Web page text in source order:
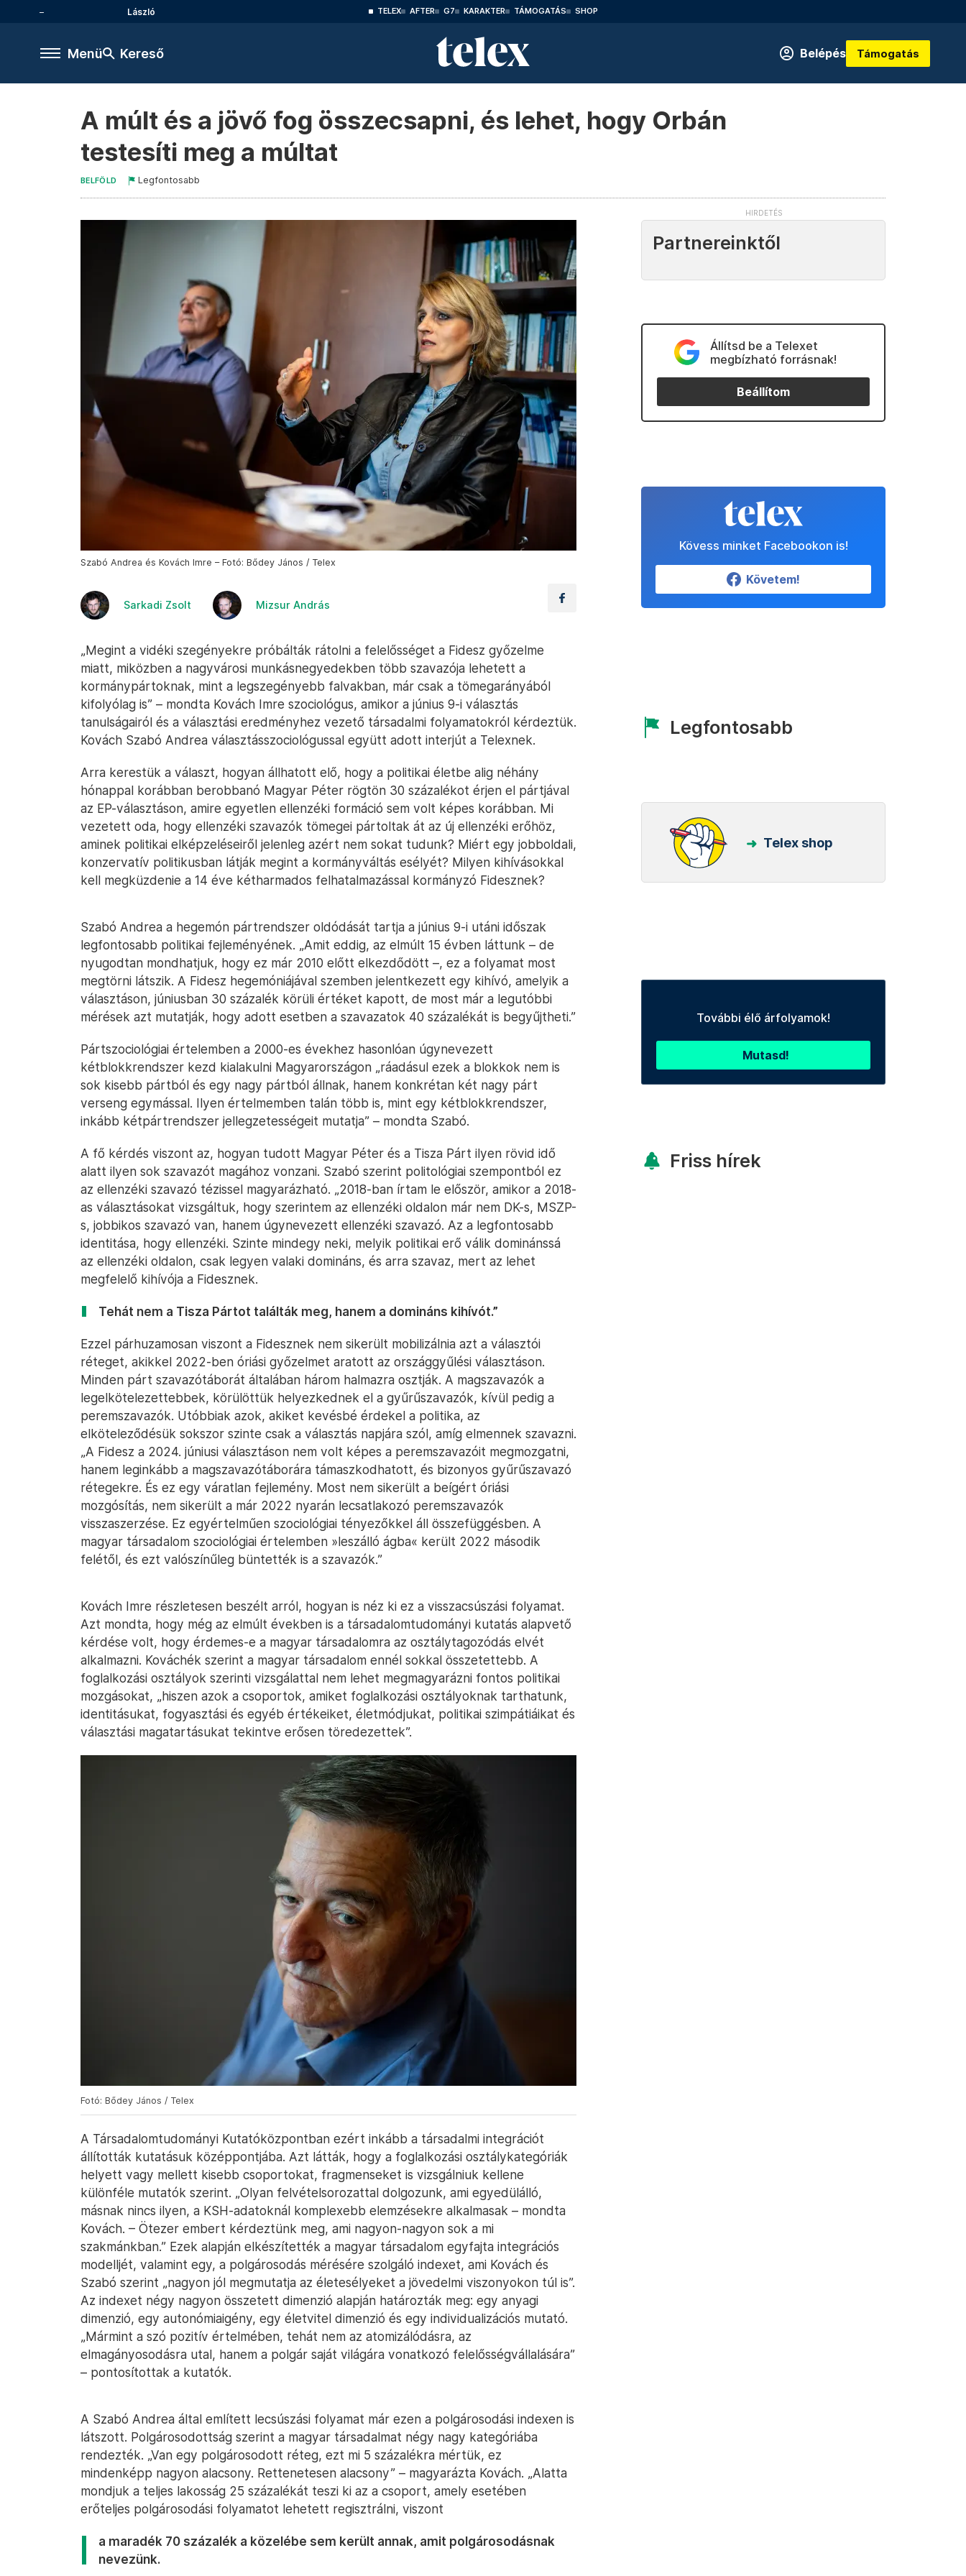
László TELEX AFTER G7 KARAKTER TÁMOGATÁS SHOP
Menü Kereső Belépés Támogatás
A múlt és a jövő fog összecsapni, és lehet, hogy Orbán
testesíti meg a múltat
BELFÖLD Legfontosabb
Szabó Andrea és Kovách Imre – Fotó: Bődey János / Telex
Sarkadi Zsolt Mizsur András
„Megint a vidéki szegényekre próbálták rátolni a felelősséget a Fidesz győzelme
miatt, miközben a nagyvárosi munkásnegyedekben több szavazója lehetett a
kormánypártoknak, mint a legszegényebb falvakban, már csak a tömegarányából
kifolyólag is” – mondta Kovách Imre szociológus, amikor a június 9-i választás
tanulságairól és a választási eredményhez vezető társadalmi folyamatokról kérdeztük.
Kovách Szabó Andrea választásszociológussal együtt adott interjút a Telexnek.
Arra kerestük a választ, hogyan állhatott elő, hogy a politikai életbe alig néhány
hónappal korábban berobbanó Magyar Péter rögtön 30 százalékot érjen el pártjával
az EP-választáson, amire egyetlen ellenzéki formáció sem volt képes korábban. Mi
vezetett oda, hogy ellenzéki szavazók tömegei pártoltak át az új ellenzéki erőhöz,
aminek politikai elképzeléseiről jelenleg azért nem sokat tudunk? Miért egy jobboldali,
konzervatív politikusban látják megint a kormányváltás esélyét? Milyen kihívásokkal
kell megküzdenie a 14 éve kétharmados felhatalmazással kormányzó Fidesznek?
Szabó Andrea a hegemón pártrendszer oldódását tartja a június 9-i utáni időszak
legfontosabb politikai fejleményének. „Amit eddig, az elmúlt 15 évben láttunk – de
nyugodtan mondhatjuk, hogy ez már 2010 előtt elkezdődött –, ez a folyamat most
megtörni látszik. A Fidesz hegemóniájával szemben jelentkezett egy kihívó, amelyik a
választáson, júniusban 30 százalék körüli értéket kapott, de most már a legutóbbi
mérések azt mutatják, hogy adott esetben a szavazatok 40 százalékát is begyűjtheti.”
Pártszociológiai értelemben a 2000-es évekhez hasonlóan úgynevezett
kétblokkrendszer kezd kialakulni Magyarországon „ráadásul ezek a blokkok nem is
sok kisebb pártból és egy nagy pártból állnak, hanem konkrétan két nagy párt
verseng egymással. Ilyen értelmemben talán több is, mint egy kétblokkrendszer,
inkább kétpártrendszer jellegzetességeit mutatja” – mondta Szabó.
A fő kérdés viszont az, hogyan tudott Magyar Péter és a Tisza Párt ilyen rövid idő
alatt ilyen sok szavazót magához vonzani. Szabó szerint politológiai szempontból ez
az ellenzéki szavazó tézissel magyarázható. „2018-ban írtam le először, amikor a 2018-
as választásokat vizsgáltuk, hogy szerintem az ellenzéki oldalon már nem DK-s, MSZP-
s, jobbikos szavazó van, hanem úgynevezett ellenzéki szavazó. Az a legfontosabb
identitása, hogy ellenzéki. Szinte mindegy neki, melyik politikai erő válik dominánssá
az ellenzéki oldalon, csak legyen valaki domináns, és arra szavaz, mert az lehet
megfelelő kihívója a Fidesznek.
Tehát nem a Tisza Pártot találták meg, hanem a domináns kihívót.”
Ezzel párhuzamosan viszont a Fidesznek nem sikerült mobilizálnia azt a választói
réteget, akikkel 2022-ben óriási győzelmet aratott az országgyűlési választáson.
Minden párt szavazótáborát általában három halmazra osztják. A magszavazók a
legelkötelezettebbek, körülöttük helyezkednek el a gyűrűszavazók, kívül pedig a
peremszavazók. Utóbbiak azok, akiket kevésbé érdekel a politika, az
elköteleződésük sokszor szinte csak a választás napjára szól, amíg elmennek szavazni.
„A Fidesz a 2024. júniusi választáson nem volt képes a peremszavazóit megmozgatni,
hanem leginkább a magszavazótáborára támaszkodhatott, és bizonyos gyűrűszavazó
rétegekre. És ez egy váratlan fejlemény. Most nem sikerült a beígért óriási
mozgósítás, nem sikerült a már 2022 nyarán lecsatlakozó peremszavazók
visszaszerzése. Ez egyértelműen szociológiai tényezőkkel áll összefüggésben. A
magyar társadalom szociológiai értelemben »leszálló ágba« került 2022 második
felétől, és ezt valószínűleg büntették is a szavazók.”
Kovách Imre részletesen beszélt arról, hogyan is néz ki ez a visszacsúszási folyamat.
Azt mondta, hogy még az elmúlt években is a társadalomtudományi kutatás alapvető
kérdése volt, hogy érdemes-e a magyar társadalomra az osztálytagozódás elvét
alkalmazni. Kováchék szerint a magyar társadalom ennél sokkal összetettebb. A
foglalkozási osztályok szerinti vizsgálattal nem lehet megmagyarázni fontos politikai
mozgásokat, „hiszen azok a csoportok, amiket foglalkozási osztályoknak tarthatunk,
identitásukat, fogyasztási és egyéb értékeiket, életmódjukat, politikai szimpátiáikat és
választási magatartásukat tekintve erősen töredezettek”.
Fotó: Bődey János / Telex
A Társadalomtudományi Kutatóközpontban ezért inkább a társadalmi integrációt
állították kutatásuk középpontjába. Azt látták, hogy a foglalkozási osztálykategóriák
helyett vagy mellett kisebb csoportokat, fragmenseket is vizsgálniuk kellene
különféle mutatók szerint. „Olyan felvételsorozattal dolgozunk, ami egyedülálló,
másnak nincs ilyen, a KSH-adatoknál komplexebb elemzésekre alkalmasak – mondta
Kovách. – Ötezer embert kérdeztünk meg, ami nagyon-nagyon sok a mi
szakmánkban.” Ezek alapján elkészítették a magyar társadalom egyfajta integrációs
modelljét, valamint egy, a polgárosodás mérésére szolgáló indexet, ami Kovách és
Szabó szerint „nagyon jól megmutatja az életesélyeket a jövedelmi viszonyokon túl is”.
Az indexet négy nagyon összetett dimenzió alapján határozták meg: egy anyagi
dimenzió, egy autonómiaigény, egy életvitel dimenzió és egy individualizációs mutató.
„Mármint a szó pozitív értelmében, tehát nem az atomizálódásra, az
elmagányosodásra utal, hanem a polgár saját világára vonatkozó felelősségvállalására”
– pontosítottak a kutatók.
A Szabó Andrea által említett lecsúszási folyamat már ezen a polgárosodási indexen is
látszott. Polgárosodottság szerint a magyar társadalmat négy nagy kategóriába
rendezték. „Van egy polgárosodott réteg, ezt mi 5 százalékra mértük, ez
mindenképp nagyon alacsony. Rettenetesen alacsony” – magyarázta Kovách. „Alatta
mondjuk a teljes lakosság 25 százalékát teszi ki az a csoport, amely esetében
erőteljes polgárosodási folyamatot lehetett regisztrálni, viszont
a maradék 70 százalék a közelébe sem került annak, amit polgárosodásnak
nevezünk.
Partnereinktől
Állítsd be a Telexet
megbízható forrásnak!
Beállítom
Kövess minket Facebookon is!
Követem!
Legfontosabb
Telex shop
További élő árfolyamok!
Mutasd!
Friss hírek